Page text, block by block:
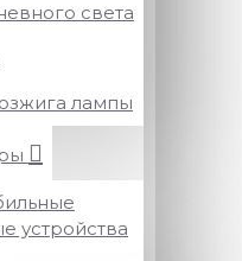
света
лампы
устройства